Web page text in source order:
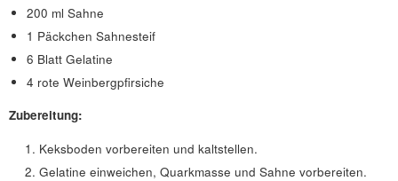
200 ml Sahne
1 Päckchen Sahnesteif
6 Blatt Gelatine
4 rote Weinbergpfirsiche
Zubereitung:
Keksboden vorbereiten und kaltstellen.
Gelatine einweichen, Quarkmasse und Sahne vorbereiten.